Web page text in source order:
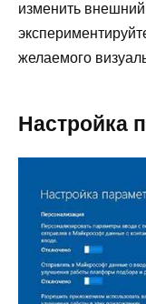
изменить
желаемого
Настройка